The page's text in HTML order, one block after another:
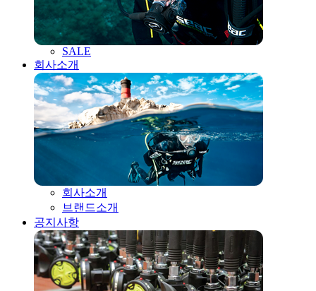
SALE
회사소개
회사소개
브랜드소개
공지사항